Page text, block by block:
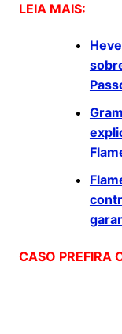
LEIA MAIS:
CASO PREFIRA